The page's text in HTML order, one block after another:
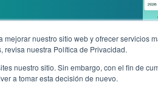
nuestro sitio web y ofrecer servicios
revisa nuestra Política de Privacidad.
nuestro sitio. Sin embargo, con el fin de
a tomar esta decisión de nuevo.